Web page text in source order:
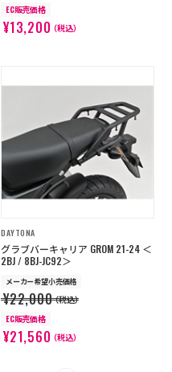
EC販売価格
¥13,200（税込）
DAYTONA
グラブバーキャリア GROM 21-24 ＜
2BJ / 8BJ-JC92＞
メーカー希望小売価格
¥22,000（税込）
EC販売価格
¥21,560（税込）